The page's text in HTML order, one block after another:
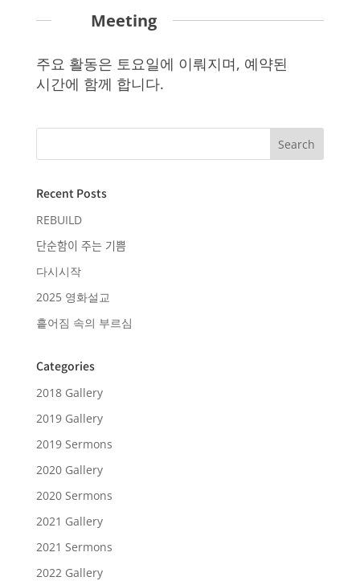
Meeting
주요 활동은 토요일에 이뤄지며, 예약된
시간에 함께 합니다.
Recent Posts
REBUILD
단순함이 주는 기쁨
다시시작
2025 영화설교
흩어짐 속의 부르심
Categories
2018 Gallery
2019 Gallery
2019 Sermons
2020 Gallery
2020 Sermons
2021 Gallery
2021 Sermons
2022 Gallery